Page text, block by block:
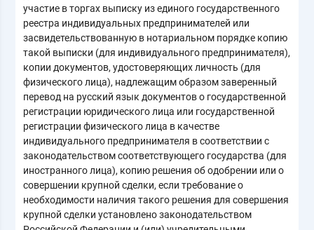
участие в торгах выписку из единого государственного
реестра индивидуальных предпринимателей или
засвидетельствованную в нотариальном порядке копию
такой выписки (для индивидуального предпринимателя),
копии документов, удостоверяющих личность (для
физического лица), надлежащим образом заверенный
перевод на русский язык документов о государственной
регистрации юридического лица или государственной
регистрации физического лица в качестве
индивидуального предпринимателя в соответствии с
законодательством соответствующего государства (для
иностранного лица), копию решения об одобрении или о
совершении крупной сделки, если требование о
необходимости наличия такого решения для совершения
крупной сделки установлено законодательством